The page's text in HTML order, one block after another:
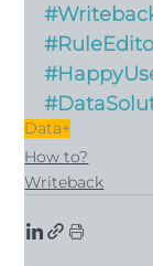
Data+
How to?
Writeback